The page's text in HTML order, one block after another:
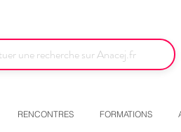
RENCONTRES FORMATIONS